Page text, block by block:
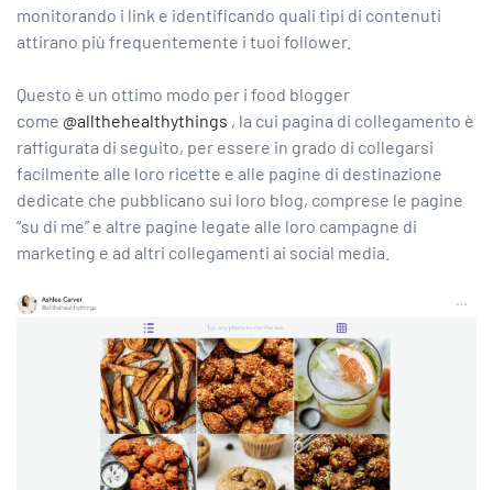
monitorando i link e identificando quali tipi di contenuti
attirano più frequentemente i tuoi follower.
Questo è un ottimo modo per i food blogger
come @allthehealthythings , la cui pagina di collegamento è
raffigurata di seguito, per essere in grado di collegarsi
facilmente alle loro ricette e alle pagine di destinazione
dedicate che pubblicano sui loro blog, comprese le pagine
“su di me” e altre pagine legate alle loro campagne di
marketing e ad altri collegamenti ai social media.